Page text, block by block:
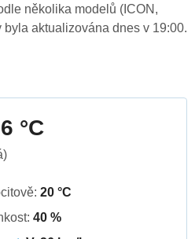
několika modelů (ICON,
aktualizována dnes v 19:00.
°C
20 °C
40 %